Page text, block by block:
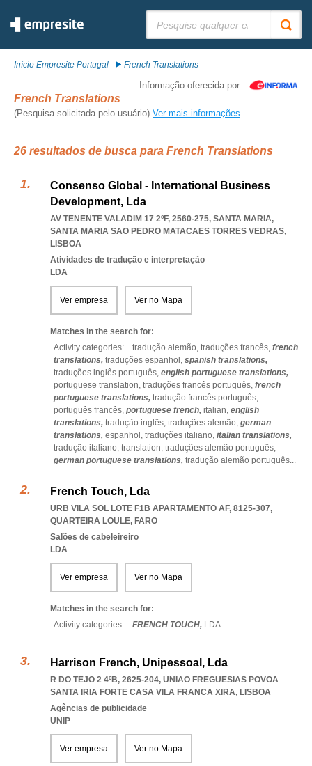
Início Empresite Portugal French Translations
Informação oferecida por
French Translations
(Pesquisa solicitada pelo usuário) Ver mais informações
26 resultados de busca para French Translations
Consenso Global - International Business
Development, Lda
AV TENENTE VALADIM 17 2ºF, 2560-275, SANTA MARIA,
SANTA MARIA SAO PEDRO MATACAES TORRES VEDRAS,
LISBOA
Atividades de tradução e interpretação
LDA
Ver empresa Ver no Mapa
Matches in the search for:
Activity categories: ...tradução alemão, traduções francês, french
translations, traduções espanhol, spanish translations,
traduções inglês português, english portuguese translations,
portuguese translation, traduções francês português, french
portuguese translations, tradução francês português,
português francês, portuguese french, italian, english
translations, tradução inglês, traduções alemão, german
translations, espanhol, traduções italiano, italian translations,
tradução italiano, translation, traduções alemão português,
german portuguese translations, tradução alemão português...
French Touch, Lda
URB VILA SOL LOTE F1B APARTAMENTO AF, 8125-307,
QUARTEIRA LOULE, FARO
Salões de cabeleireiro
LDA
Ver empresa Ver no Mapa
Matches in the search for:
Activity categories: ...FRENCH TOUCH, LDA...
Harrison French, Unipessoal, Lda
R DO TEJO 2 4ºB, 2625-204, UNIAO FREGUESIAS POVOA
SANTA IRIA FORTE CASA VILA FRANCA XIRA, LISBOA
Agências de publicidade
UNIP
Ver empresa Ver no Mapa